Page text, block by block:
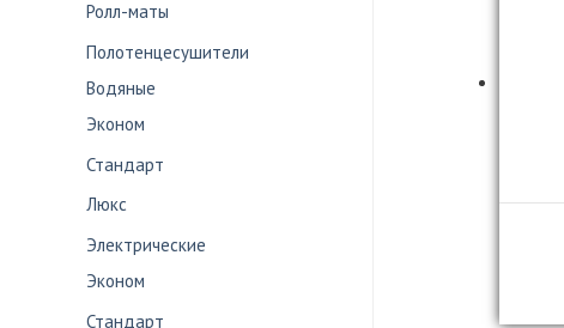
Ролл-маты
Полотенцесушители
Водяные
Эконом
Стандарт
Люкс
Электрические
Эконом
Стандарт